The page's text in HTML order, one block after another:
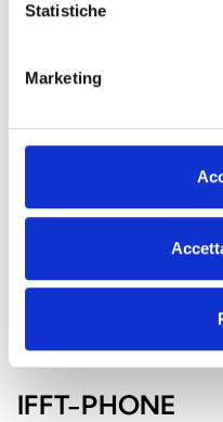
Statistiche
Marketing
IFFT-PHONE